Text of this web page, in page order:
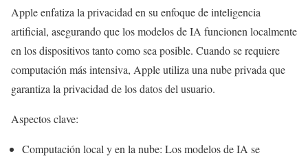
Apple enfatiza la privacidad en su enfoque de inteligencia
artificial, asegurando que los modelos de IA funcionen localmente
en los dispositivos tanto como sea posible. Cuando se requiere
computación más intensiva, Apple utiliza una nube privada que
garantiza la privacidad de los datos del usuario.
Aspectos clave:
Computación local y en la nube: Los modelos de IA se